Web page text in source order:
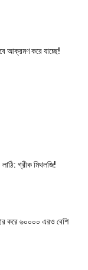
আক্রমণ করে যাচ্ছে!
লাঠি: গ্রীক মিথলজি!
করে ৬০০০০ এরও বেশি